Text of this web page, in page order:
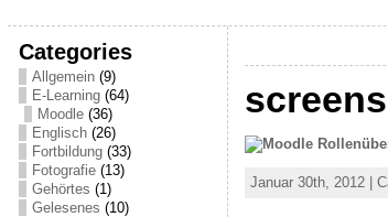
Categories
Allgemein(9)
E-Learning(64)
Moodle(36)
Englisch(26)
Fortbildung(33)
Fotografie(13)
Gehörtes (1)
Gelesenes (10)
Januar 30th, 2012 |